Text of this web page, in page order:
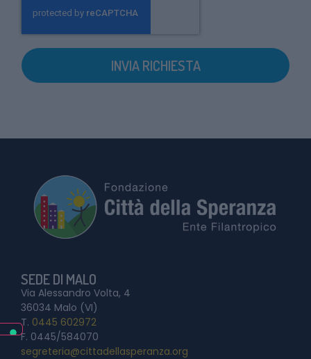
INVIA RICHIESTA
SEDE DI MALO
Via Alessandro Volta, 4
36034 Malo (VI)
T. 0445 602972
F. 0445/584070
segreteria@cittadellasperanza.org